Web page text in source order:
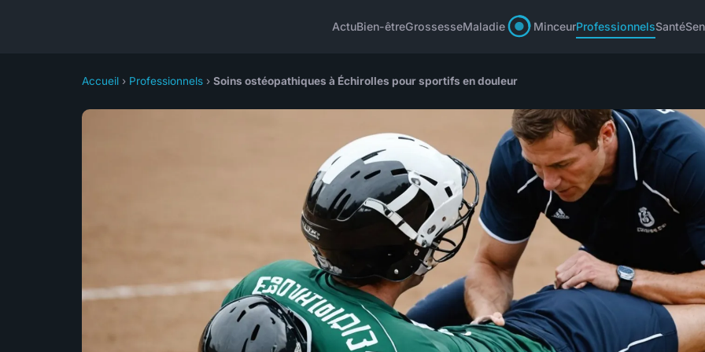
ActuBien-êtreGrossesseMaladie MinceurProfessionnelsSanté
Accueil › Professionnels › Soins ostéopathiques à Échirolles pour sportifs en douleur